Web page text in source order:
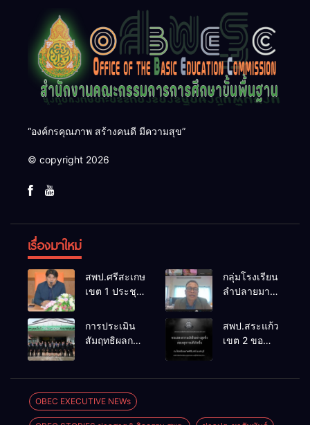
“องค์กรคุณภาพ สร้างคนดี มีความสุข”
© copyright 2026
เรื่องมาใหม่
สพป.ศรีสะเกษ
เขต 1 ประชุม
จัดการ
แข่งขันงาน
ศิลปหัตถกรรม
74 ปีการ
ศึกษา 2569
กลุ่มโรงเรียน
ลำปลายมาศ
เคลื่อน RT,
NT, O-NET
การประเมิน
สัมฤทธิผลการ
ศึกษา
ตำแหน่ง รอง
สพป.สระแก้ว
เขต 2 ขอ
OBEC EXECUTIVE NEWs